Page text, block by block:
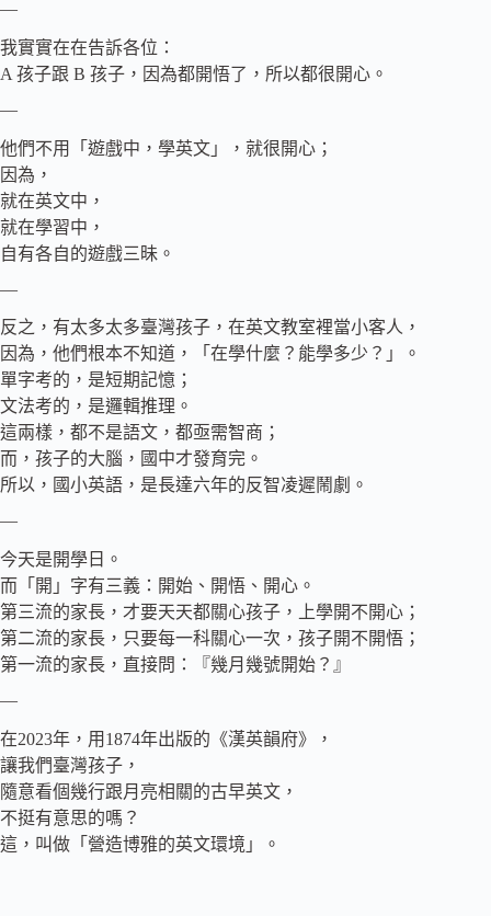
—
我實實在在告訴各位：
A 孩子跟 B 孩子，因為都開悟了，所以都很開心。
—
他們不用「遊戲中，學英文」，就很開心；
因為，
就在英文中，
就在學習中，
自有各自的遊戲三昧。
—
反之，有太多太多臺灣孩子，在英文教室裡當小客人，
因為，他們根本不知道，「在學什麼？能學多少？」。
單字考的，是短期記憶；
文法考的，是邏輯推理。
這兩樣，都不是語文，都亟需智商；
而，孩子的大腦，國中才發育完。
所以，國小英語，是長達六年的反智凌遲鬧劇。
—
今天是開學日。
而「開」字有三義：開始、開悟、開心。
第三流的家長，才要天天都關心孩子，上學開不開心；
第二流的家長，只要每一科關心一次，孩子開不開悟；
第一流的家長，直接問：『幾月幾號開始？』
—
在2023年，用1874年出版的《漢英韻府》，
讓我們臺灣孩子，
隨意看個幾行跟月亮相關的古早英文，
不挺有意思的嗎？
這，叫做「營造博雅的英文環境」。